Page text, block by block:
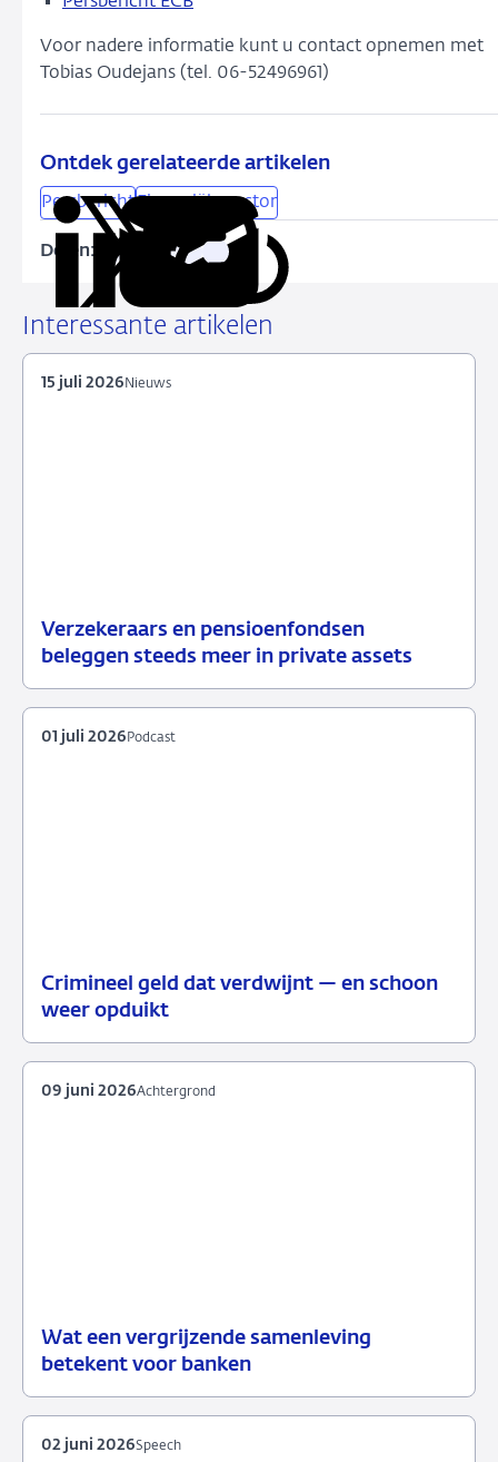
Voor nadere informatie kunt u contact opnemen met
Tobias Oudejans (tel. 06-52496961)
Ontdek gerelateerde artikelen
PersberichtFinanciële sector
Delen:
Deel
LinkedIn
via
X
Deel
Facebook
Deel
e-
Kopieer
Interessante artikelen
Verzekeraars en pensioenfondsen
beleggen steeds meer in private assets
15
Nieuws
Nieuws
15 juli 2026
Crimineel geld dat verdwijnt — en schoon
weer opduikt
01
Podcast
Podcast
01 juli 2026
Wat een vergrijzende samenleving
betekent voor banken
09
Achtergrond
Achtergrond
09 juni 2026
Speech
02 juni 2026